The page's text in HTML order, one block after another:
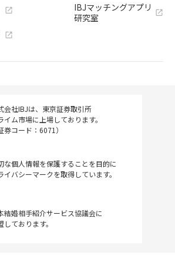
IBJマッチングアプリ
研究室
会社IBJは、東京証券取引所
イム市場に上場しております。
券コード：6071）
な個人情報を保護することを目的に
イバシーマークを取得しています。
結婚相手紹介サービス協議会に
しております。